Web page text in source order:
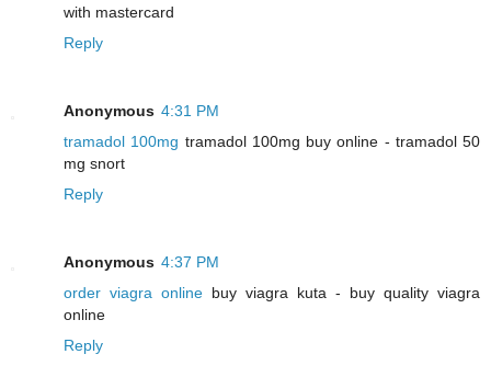
with mastercard
Reply
Anonymous 4:31 PM
tramadol 100mg tramadol 100mg buy online - tramadol 50
mg snort
Reply
Anonymous 4:37 PM
order viagra online buy viagra kuta - buy quality viagra
online
Reply